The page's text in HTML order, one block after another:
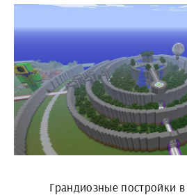
Грандиозные